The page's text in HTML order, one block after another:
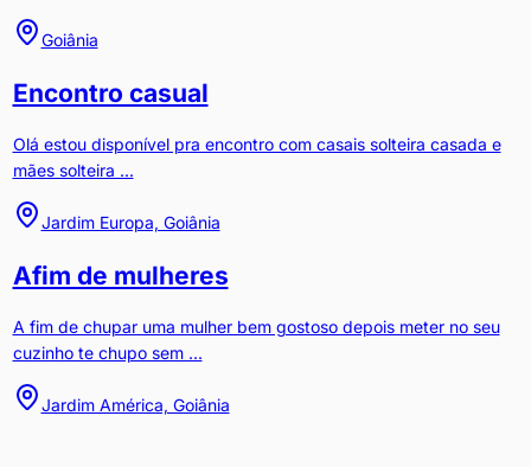
Goiânia
Encontro casual
Olá estou disponível pra encontro com casais solteira casada e
mães solteira ...
Jardim Europa, Goiânia
Afim de mulheres
A fim de chupar uma mulher bem gostoso depois meter no seu
cuzinho te chupo sem ...
Jardim América, Goiânia